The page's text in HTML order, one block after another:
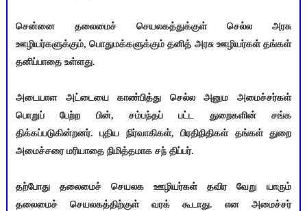
சென்னை தலைமைச் செயலகத்துக்குள் செல்ல அரசு
ஊழியர்களுக்கும், பொதுமக்களுக்கும் தனித் அரசு ஊழியர்கள் தங்கள்
தனிப்பாதை உள்ளது.
அடையாள அட்டையை காண்பித்து செல்ல அனும அமைச்சர்கள்
பொறுப் பேற்ற பின், சம்பந்தப் பட்ட துறைகளின் சங்க
திக்கப்படுகின்றனர். புதிய நிர்வாகிகள், பிரதிநிதிகள் தங்கள் துறை
அமைச்சரை மரியாதை நிமித்தமாக சந் திப்பர்.
தற்போது தலைமைச் செயலக ஊழியர்கள் தவிர வேறு யாரும்
தலைமைச் செயலகத்திற்குள் வரக் கூடாது. என அமைச்சர்